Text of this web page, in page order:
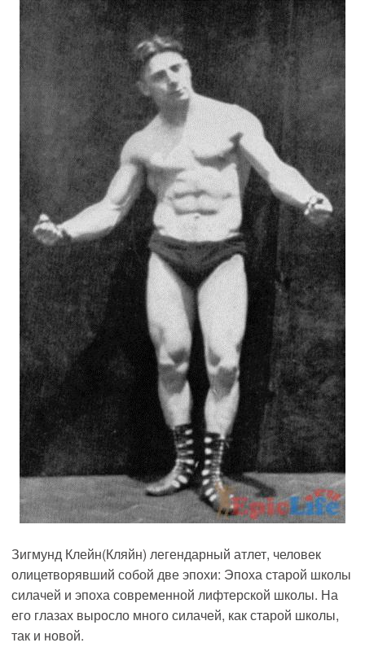
Зигмунд Клейн(Кляйн) легендарный атлет, человек
олицетворявший собой две эпохи: Эпоха старой школы
силачей и эпоха современной лифтерской школы. На
его глазах выросло много силачей, как старой школы,
так и новой.